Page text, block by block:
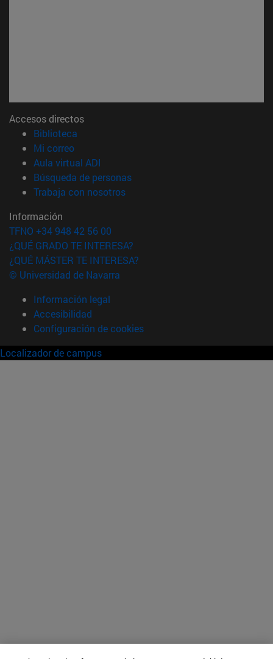
Accesos directos
Biblioteca
Mi correo(abre en nueva ventana)
Aula virtual ADI
Búsqueda de personas(abre en nueva ventana)
Trabaja con nosotros(abre en nueva ventana)
Información
TFNO +34 948 42 56 00
¿QUÉ GRADO TE INTERESA?
¿QUÉ MÁSTER TE INTERESA?
© Universidad de Navarra
Información legal
Accesibilidad
Configuración de cookies
Localizador de campus